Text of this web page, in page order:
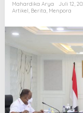
Mahardika Arya
Juli 12,
Artikel, Berita, Menpora